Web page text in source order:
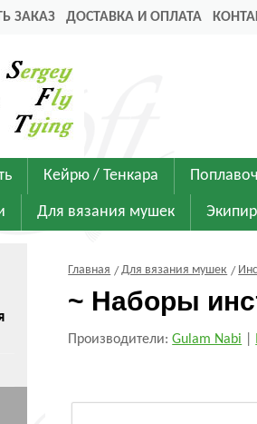
ЗАКАЗ ДОСТАВКА И ОПЛАТА
Кейрю / Тенкара
Для вязания мушек
Главная Для вязания мушек
~ Наборы
Производители:Gulam Nabi